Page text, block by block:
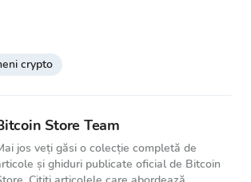
crypto
Store Team
jos veți găsi o colecție completă de
și ghiduri publicate oficial de Bitcoin